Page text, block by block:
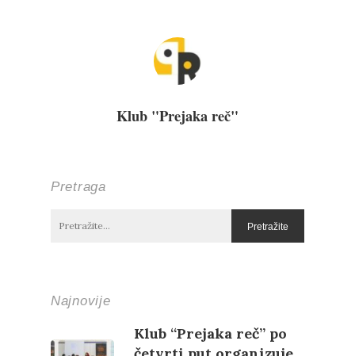
Klub "Prejaka reč"
Pretraga
Najnovije
Klub “Prejaka reč” po